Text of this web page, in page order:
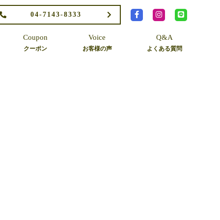
04-7143-8333
Coupon
クーポン
Voice
お客様の声
Q&A
よくある質問